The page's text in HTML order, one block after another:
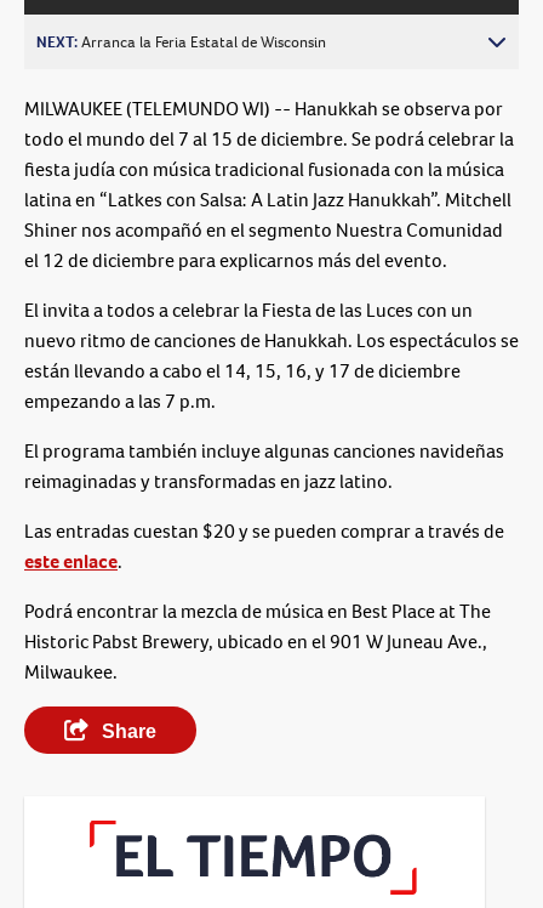
NEXT:Arranca la Feria Estatal de Wisconsin
MILWAUKEE (TELEMUNDO WI) -- Hanukkah se observa por
todo el mundo del 7 al 15 de diciembre. Se podrá celebrar la
fiesta judía con música tradicional fusionada con la música
latina en “Latkes con Salsa: A Latin Jazz Hanukkah”. Mitchell
Shiner nos acompañó en el segmento Nuestra Comunidad
el 12 de diciembre para explicarnos más del evento.
El invita a todos a celebrar la Fiesta de las Luces con un
nuevo ritmo de canciones de Hanukkah. Los espectáculos se
están llevando a cabo el 14, 15, 16, y 17 de diciembre
empezando a las 7 p.m.
El programa también incluye algunas canciones navideñas
reimaginadas y transformadas en jazz latino.
Las entradas cuestan $20 y se pueden comprar a través de
este enlace.
Podrá encontrar la mezcla de música en Best Place at The
Historic Pabst Brewery, ubicado en el 901 W Juneau Ave.,
Milwaukee.
Share